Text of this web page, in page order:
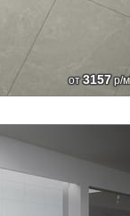
от3157р/